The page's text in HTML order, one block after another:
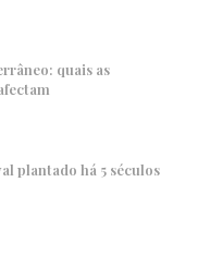
quais as
plantado há 5 séculos